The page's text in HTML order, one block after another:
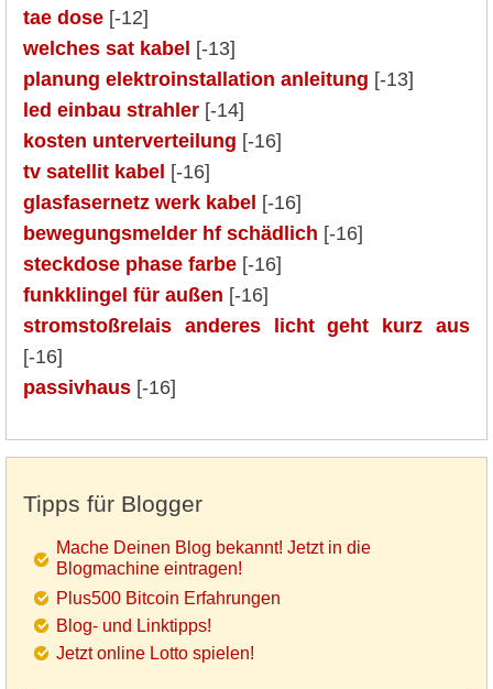
tae dose [-12]
welches sat kabel [-13]
planung elektroinstallation anleitung [-13]
led einbau strahler [-14]
kosten unterverteilung [-16]
tv satellit kabel [-16]
glasfasernetz werk kabel [-16]
bewegungsmelder hf schädlich [-16]
steckdose phase farbe [-16]
funkklingel für außen [-16]
stromstoßrelais anderes licht geht kurz aus
[-16]
passivhaus [-16]
Tipps für Blogger
Mache Deinen Blog bekannt! Jetzt in die
Blogmachine eintragen!
Plus500 Bitcoin Erfahrungen
Blog- und Linktipps!
Jetzt online Lotto spielen!